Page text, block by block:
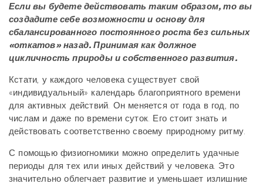
Если вы будете действовать таким образом, то вы
создадите себе возможности и основу для
сбалансированного постоянного роста без сильных
«откатов» назад. Принимая как должное
цикличность природы и собственного развития.
Кстати, у каждого человека существует свой
«индивидуальный» календарь благоприятного времени
для активных действий. Он меняется от года в год, по
числам и даже по времени суток. Его стоит знать и
действовать соответственно своему природному ритму.
С помощью физиогномики можно определить удачные
периоды для тех или иных действий у человека. Это
значительно облегчает развитие и уменьшает излишние